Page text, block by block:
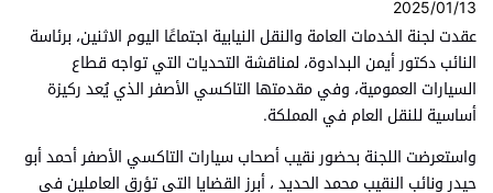
2025/01/13
عقدت لجنة الخدمات العامة والنقل النيابية اجتماعًا اليوم الاثنين، برئاسة
النائب دكتور أيمن البدادوة، لمناقشة التحديات التي تواجه قطاع
السيارات العمومية، وفي مقدمتها التاكسي الأصفر الذي يُعد ركيزة
أساسية للنقل العام في المملكة.
واستعرضت اللجنة بحضور نقيب أصحاب سيارات التاكسي الأصفر أحمد أبو
حيدر ونائب النقيب محمد الحديد ، أبرز القضايا التي تؤرق العاملين في